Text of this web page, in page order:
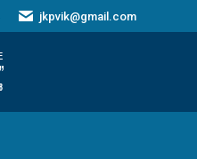
jkpvik@gmail.com